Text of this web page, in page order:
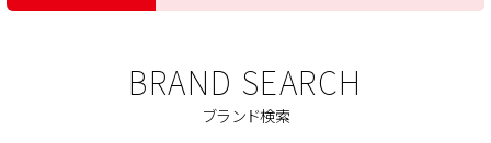
BRAND SEARCH
ブランド検索